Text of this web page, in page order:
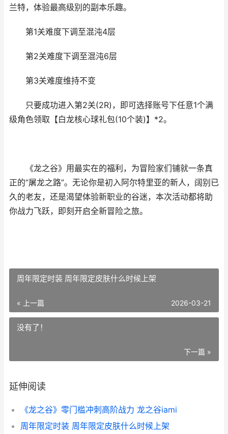
兰特，体验最高级别的副本乐趣。
第1关难度下调至混沌4层
第2关难度下调至混沌6层
第3关难度维持不变
只要成功进入第2关(2R)，即可选择账号下任意1个满
级角色领取【白龙核心球礼包(10个装)】*2。
《龙之谷》用最实在的福利，为冒险家们铺就一条真
正的“屠龙之路”。无论你是初入阿尔特里亚的新人，阔别已
久的老友，还是渴望体验新职业的谷迷，本次活动都将助
你战力飞跃，即刻开启全新冒险之旅。
周年限定时装 周年限定皮肤什么时候上架
« 上一篇 2026-03-21
没有了！
下一篇 »
延伸阅读
《龙之谷》零门槛冲刺高阶战力 龙之谷iami
周年限定时装 周年限定皮肤什么时候上架